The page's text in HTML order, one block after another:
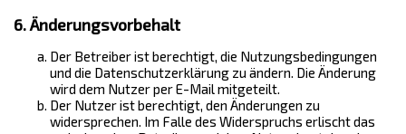
6. Änderungsvorbehalt
Der Betreiber ist berechtigt, die Nutzungsbedingungen
und die Datenschutzerklärung zu ändern. Die Änderung
wird dem Nutzer per E-Mail mitgeteilt.
Der Nutzer ist berechtigt, den Änderungen zu
widersprechen. Im Falle des Widerspruchs erlischt das